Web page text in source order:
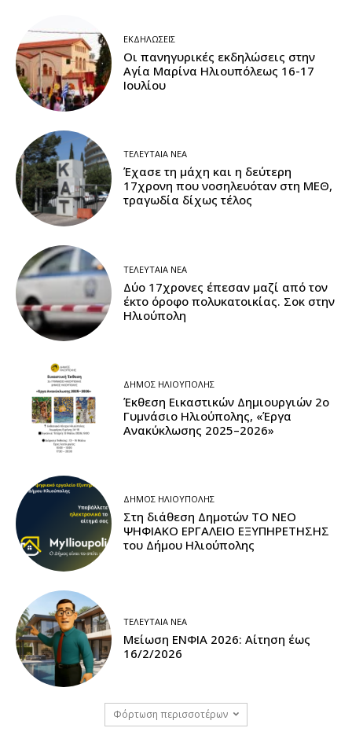
ΕΚΔΗΛΏΣΕΙΣ
Οι πανηγυρικές εκδηλώσεις στην
Αγία Μαρίνα Ηλιουπόλεως 16-17
Ιουλίου
ΤΕΛΕΥΤΑΊΑ ΝΈΑ
Έχασε τη μάχη και η δεύτερη
17χρονη που νοσηλευόταν στη ΜΕΘ,
τραγωδία δίχως τέλος
ΤΕΛΕΥΤΑΊΑ ΝΈΑ
Δύο 17χρονες έπεσαν μαζί από τον
έκτο όροφο πολυκατοικίας. Σοκ στην
Ηλιούπολη
ΔΉΜΟΣ ΗΛΙΟΎΠΟΛΗΣ
Έκθεση Εικαστικών Δημιουργιών 2ο
Γυμνάσιο Ηλιούπολης, «Έργα
Ανακύκλωσης 2025–2026»
ΔΉΜΟΣ ΗΛΙΟΎΠΟΛΗΣ
Στη διάθεση Δημοτών ΤΟ ΝΕΟ
ΨΗΦΙΑΚΟ ΕΡΓΑΛΕΙΟ ΕΞΥΠΗΡΕΤΗΣΗΣ
του Δήμου Ηλιούπολης
ΤΕΛΕΥΤΑΊΑ ΝΈΑ
Μείωση ΕΝΦΙΑ 2026: Αίτηση έως
16/2/2026
Φόρτωση περισσοτέρων